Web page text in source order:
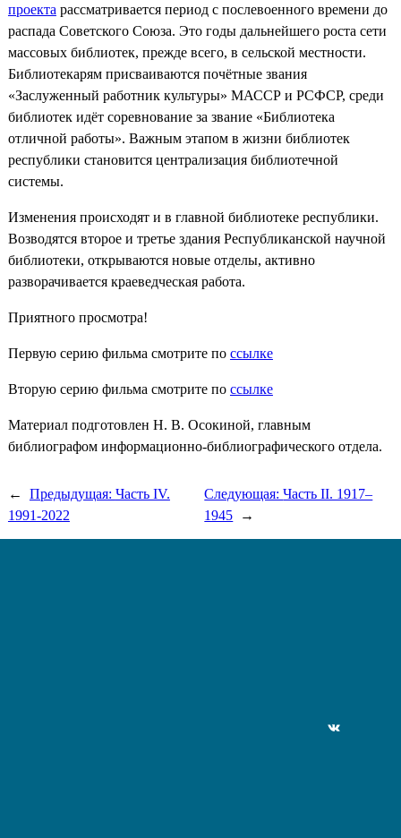
проекта рассматривается период с послевоенного времени до
распада Советского Союза. Это годы дальнейшего роста сети
массовых библиотек, прежде всего, в сельской местности.
Библиотекарям присваиваются почётные звания
«Заслуженный работник культуры» МАССР и РСФСР, среди
библиотек идёт соревнование за звание «Библиотека
отличной работы». Важным этапом в жизни библиотек
республики становится централизация библиотечной
системы.
Изменения происходят и в главной библиотеке республики.
Возводятся второе и третье здания Республиканской научной
библиотеки, открываются новые отделы, активно
разворачивается краеведческая работа.
Приятного просмотра!
Первую серию фильма смотрите по ссылке
Вторую серию фильма смотрите по ссылке
Материал подготовлен Н. В. Осокиной, главным
библиографом информационно-библиографического отдела.
← Предыдущая: Часть IV.
1991-2022
Следующая:Часть II. 1917–
1945
→
ВКонтакте